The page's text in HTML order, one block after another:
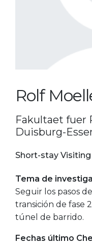
Rolf
Fakultaet fuer
Duisburg-
Short-stay
Tema de
Seguir los pasos
transición de fase
túnel de barrido.
Fechas último